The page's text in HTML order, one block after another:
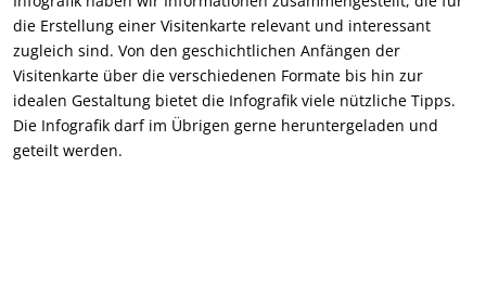
die Erstellung einer Visitenkarte relevant und interessant
zugleich sind. Von den geschichtlichen Anfängen der
Visitenkarte über die verschiedenen Formate bis hin zur
idealen Gestaltung bietet die Infografik viele nützliche Tipps.
Die Infografik darf im Übrigen gerne heruntergeladen und
geteilt werden.